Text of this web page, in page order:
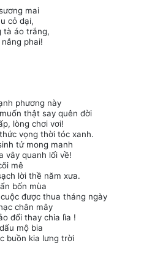
mai
cỏ dại,
tà áo trắng,
phai!
phương này
thật say quên đời
lòng chơi vơi!
vọng thời tóc xanh.
tử mong manh
vây quanh lối về!
mê
lời thề năm xưa.
bốn mùa
được thua tháng ngày
chân mây
đổi thay chia lìa !
mộ bia
buồn kia lưng trời